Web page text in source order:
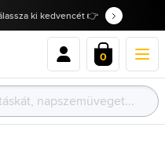
ki kedvencét 👉
0